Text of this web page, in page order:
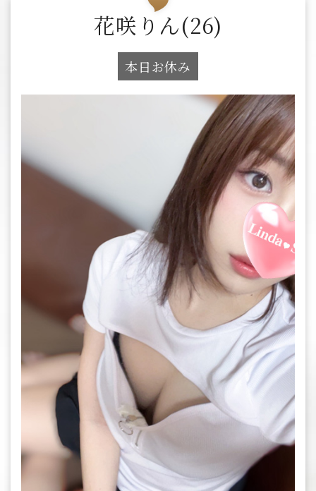
花咲りん(26)
本日お休み